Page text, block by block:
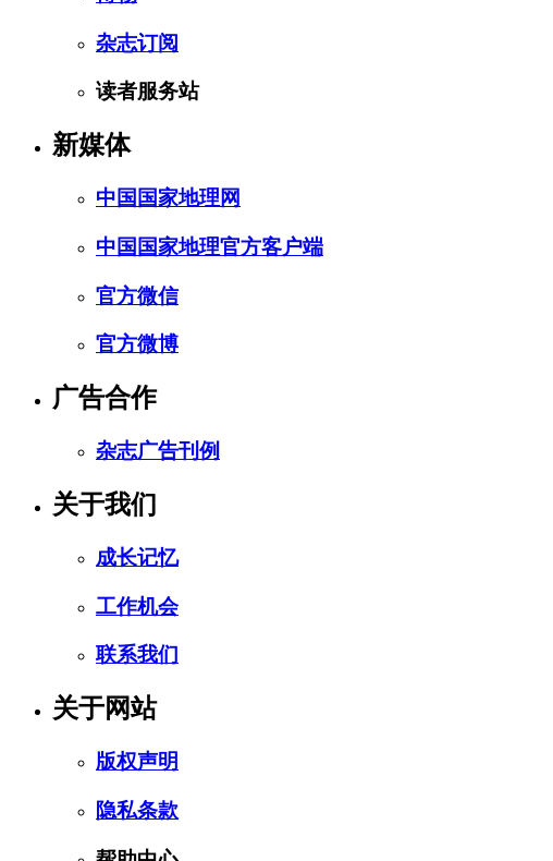
杂志订阅
读者服务站
新媒体
中国国家地理网
中国国家地理官方客户端
官方微信
官方微博
广告合作
杂志广告刊例
关于我们
成长记忆
工作机会
联系我们
关于网站
版权声明
隐私条款